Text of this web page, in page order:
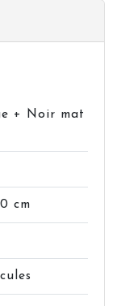
+ Noir mat
cm